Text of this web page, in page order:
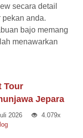
secara detail
anda.
bajo memang
menawarkan
Tour
Jepara
2026
4.079x